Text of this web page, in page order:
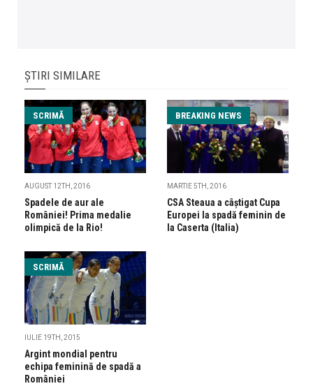
ȘTIRI SIMILARE
SCRIMĂ
AUGUST 12TH, 2016
Spadele de aur ale
României! Prima medalie
olimpică de la Rio!
BREAKING NEWS
MARTIE 5TH, 2016
CSA Steaua a câștigat Cupa
Europei la spadă feminin de
la Caserta (Italia)
SCRIMĂ
IULIE 19TH, 2015
Argint mondial pentru
echipa feminină de spadă a
României